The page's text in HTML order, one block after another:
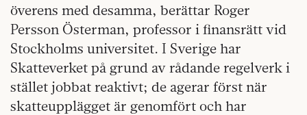
överens med desamma, berättar Roger
Persson Österman, professor i finansrätt vid
Stockholms universitet. I Sverige har
Skatteverket på grund av rådande regelverk i
stället jobbat reaktivt; de agerar först när
skatteupplägget är genomfört och har